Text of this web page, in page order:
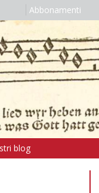
Abbonamenti
blog